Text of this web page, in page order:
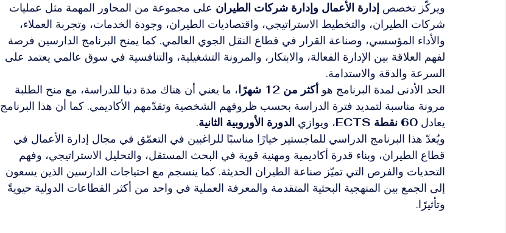
ويركّز تخصص إدارة الأعمال وإدارة شركات الطيران على مجموعة من المحاور المهمة مثل عمليات
شركات الطيران، والتخطيط الاستراتيجي، واقتصاديات الطيران، وجودة الخدمات، وتجربة العملاء،
والأداء المؤسسي، وصناعة القرار في قطاع النقل الجوي العالمي. كما يمنح البرنامج الدارسين فرصة
لفهم العلاقة بين الإدارة الفعالة، والابتكار، والمرونة التشغيلية، والتنافسية في سوق عالمي يعتمد على
السرعة والدقة والاستدامة.
الحد الأدنى لمدة البرنامج هو أكثر من 12 شهرًا
، ما يعني أن هناك مدة دنيا للدراسة، مع منح الطلبة
مرونة مناسبة لتمديد فترة الدراسة بحسب ظروفهم الشخصية وتقدّمهم الأكاديمي. كما أن هذا البرنامج
يعادل 60 نقطة ECTS ، ويوازي الدورة الأوروبية الثانية.
ويُعدّ هذا البرنامج الدراسي للماجستير خيارًا مناسبًا للراغبين في التعمّق في مجال إدارة الأعمال في
قطاع الطيران، وبناء قدرة أكاديمية ومهنية قوية في البحث المستقل، والتحليل الاستراتيجي، وفهم
التحديات والفرص التي تميّز صناعة الطيران الحديثة. كما ينسجم مع احتياجات الدارسين الذين يسعون
إلى الجمع بين المنهجية البحثية المتقدمة والمعرفة العملية في واحد من أكثر القطاعات الدولية حيويةً
وتأثيرًا.